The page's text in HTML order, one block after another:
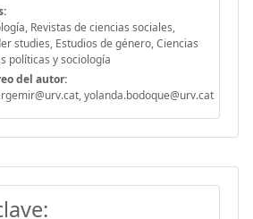
Revistas de ciencias sociales,
studies, Estudios de género, Ciencias
políticas y sociología
del autor:
yolanda.bodoque@urv.cat